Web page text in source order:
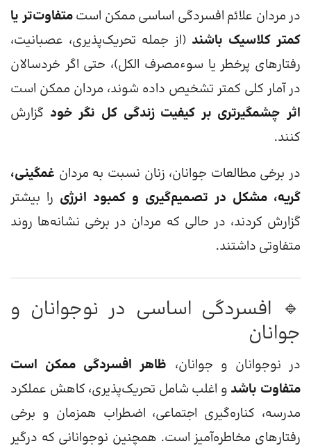
در مردان علائم افسردگی اساسی ممکن استمتفاوت‌تر یا
کمتر کلاسیک باشند (از جمله تحریک‌پذیری، عصبانیت،
رفتارهای پرخطر یا سوءمصرف الکل)، حتی اگر خردسالان
در آمار کلی کمتر تشخیص داده شوند، مردان ممکن است
اثر چشمگیرتری بر کیفیت زندگی کل نگر خود گزارش
کنند.
در برخی مطالعات جوانان، زنان نسبت به مردان غمگینی،
گریه، مشکل در تصمیم‌گیری و کمبود انرژی را بیشتر
گزارش کردند، در حالی که مردان در برخی نشانه‌ها روند
متفاوتی داشتند.
🔹 افسردگی اساسی در نوجوانان و
جوانان
در نوجوانان و جوانان، ظاهر افسردگی ممکن است
متفاوت باشد و اغلب شامل تحریک‌پذیری، کاهش عملکرد
مدرسه، کناره‌گیری اجتماعی، اضطراب همزمان و برخی
رفتارهای مخاطره‌آمیز است. همچنین نوجوانانی که درگیر